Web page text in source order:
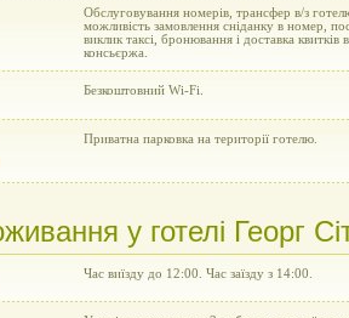
Обслуговування номерів, трансфер в/з
можливість замовлення сніданку в номер,
виклик таксі, бронювання і доставка
консьєржа.
Безкоштовний Wi-Fi.
Приватна парковка на території готелю.
у готелі Георг
Час виїзду до 12:00. Час заїзду з 14:00.